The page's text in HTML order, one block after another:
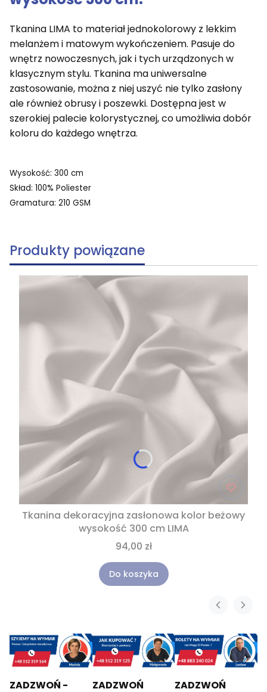
Tkanina LIMA to materiał jednokolorowy z lekkim
melanżem i matowym wykończeniem. Pasuje do
wnętrz nowoczesnych, jak i tych urządzonych w
klasycznym stylu. Tkanina ma uniwersalne
zastosowanie, można z niej uszyć nie tylko zasłony
ale również obrusy i poszewki. Dostępna jest w
szerokiej palecie kolorystycznej, co umożliwia dobór
koloru do każdego wnętrza.
Wysokość: 300 cm
Skład: 100% Poliester
Gramatura: 210 GSM
Produkty powiązane
Tkanina dekoracyjna zasłonowa kolor beżowy
wysokość 300 cm LIMA
94,00 zł
Do koszyka
ZADZWOŃ -
ZADZWOŃ
ZADZWOŃ